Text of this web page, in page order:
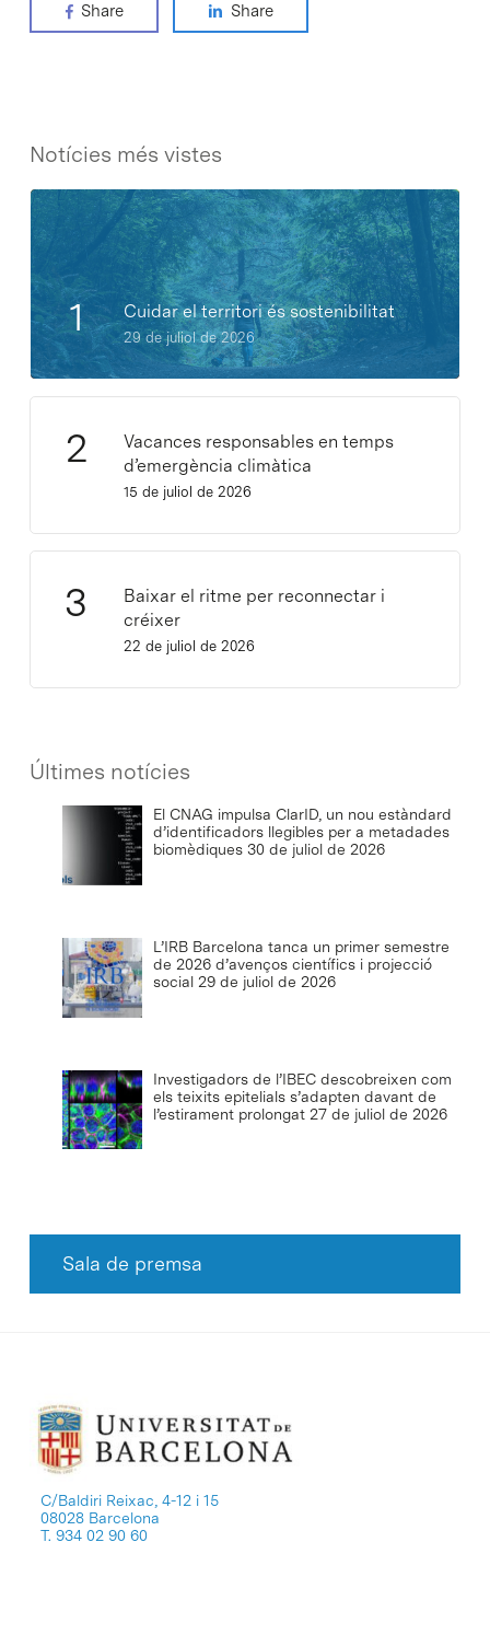
Share Share
Notícies més vistes
Cuidar el territori és sostenibilitat
29 de juliol de 2026
Vacances responsables en temps
d’emergència climàtica
15 de juliol de 2026
Baixar el ritme per reconnectar i
créixer
22 de juliol de 2026
Últimes notícies
El CNAG impulsa ClarID, un nou estàndard
d’identificadors llegibles per a metadades
biomèdiques 30 de juliol de 2026
L’IRB Barcelona tanca un primer semestre
de 2026 d’avenços científics i projecció
social 29 de juliol de 2026
Investigadors de l’IBEC descobreixen com
els teixits epitelials s’adapten davant de
l’estirament prolongat 27 de juliol de 2026
Sala de premsa
C/Baldiri Reixac, 4-12 i 15
08028 Barcelona
T. 934 02 90 60